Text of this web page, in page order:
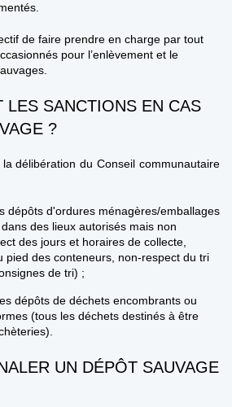
de faire prendre en charge par tout
pour l’enlèvement et le
LES SANCTIONS EN CAS
?
délibération du Conseil communautaire
dépôts d'ordures ménagères/emballages
des lieux autorisés mais non
des jours et horaires de collecte,
pied des conteneurs, non-respect du tri
de tri) ;
dépôts de déchets encombrants ou
(tous les déchets destinés à être
UN DÉPÔT SAUVAGE